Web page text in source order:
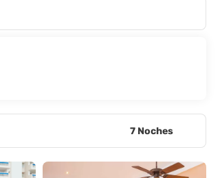
7 Noches